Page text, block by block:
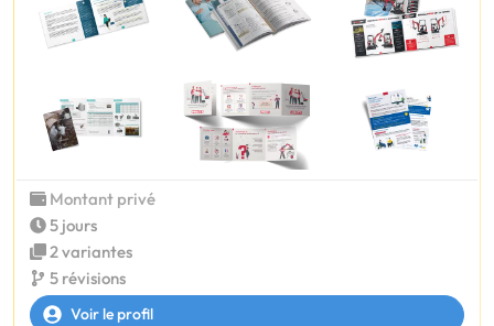
Montant privé
5 jours
2 variantes
5 révisions
Voir le profil